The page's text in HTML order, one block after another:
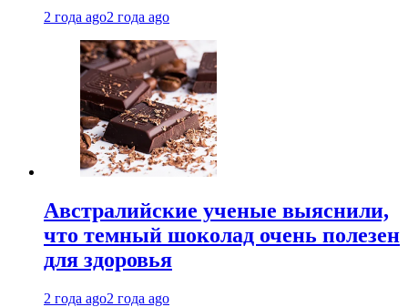
2 года ago2 года ago
Австралийские ученые выяснили,
что темный шоколад очень полезен
для здоровья
2 года ago2 года ago